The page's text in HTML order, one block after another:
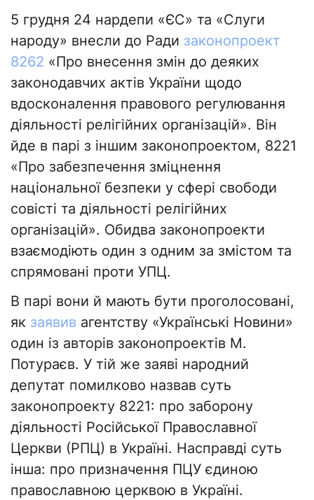
5 грудня 24 нардепи «ЄС» та «Слуги
народу» внесли до Ради законопроект
8262 «Про внесення змін до деяких
законодавчих актів України щодо
вдосконалення правового регулювання
діяльності релігійних організацій». Він
йде в парі з іншим законопроектом, 8221
«Про забезпечення зміцнення
національної безпеки у сфері свободи
совісті та діяльності релігійних
організацій». Обидва законопроекти
взаємодіють один з одним за змістом та
спрямовані проти УПЦ.
В парі вони й мають бути проголосовані,
як заявив агентству «Українські Новини»
один із авторів законопроектів М.
Потураєв. У тій же заяві народний
депутат помилково назвав суть
законопроекту 8221: про заборону
діяльності Російської Православної
Церкви (РПЦ) в Україні. Насправді суть
інша: про призначення ПЦУ єдиною
православною церквою в Україні.